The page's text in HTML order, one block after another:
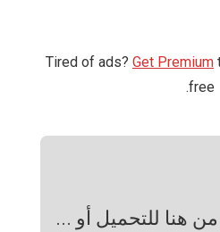
Tired of ads? Get Premium
free.
هنا للتحميل أو ...